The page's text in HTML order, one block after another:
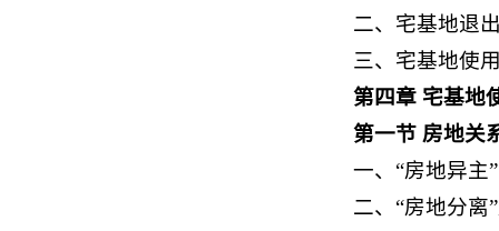
二、宅基地退
三、宅基地使
第四章 宅基地
第一节 房地关
一、“房地异主
二、“房地分离